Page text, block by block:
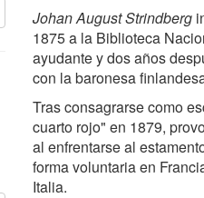
Johan August Strindberg
1875 a la Biblioteca
ayudante y dos años
con la baronesa
Tras consagrarse como
cuarto rojo" en 1879,
al enfrentarse al
forma voluntaria en
Italia.